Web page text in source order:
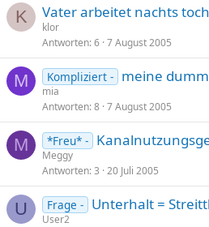
K Vater arbeitet nachts
klor
Antworten 6 7 August 2005
M Kompliziert - meine
mia
Antworten 8 7 August 2005
M *Freu* -
Meggy
Antworten 3 20 Juli 2005
U Frage - Unterhalt =
User2